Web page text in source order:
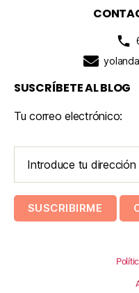
SUSCRÍBETE AL BLOG
Tu correo electrónico: